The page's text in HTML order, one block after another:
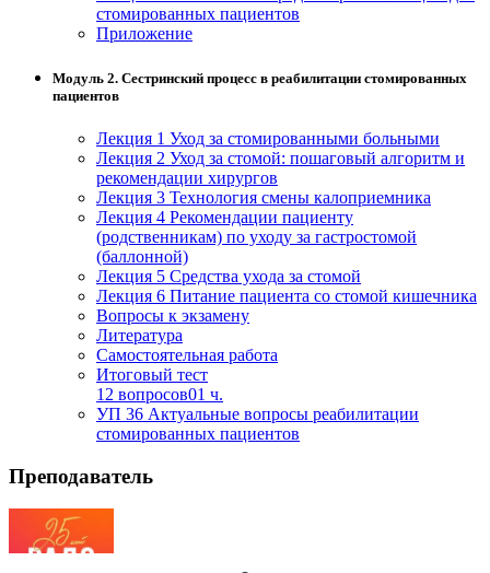
Физкультура и спорт
искусств
Средства массовой информации и
информативно-библиотечное дело
Управление в технических системах
Ветеринария и зоотехника
Подготовка к периодической
аккредитации
Основные Услуги
стомированных пациентов
Приложение
Модуль 2. Сестринский процесс в реабилитации стомированных
пациентов
Лекция 1 Уход за стомированными больными
Лекция 2 Уход за стомой: пошаговый алгоритм и
рекомендации хирургов
Лекция 3 Технология смены калоприемника
Лекция 4 Рекомендации пациенту
(родственникам) по уходу за гастростомой
(баллонной)
Лекция 5 Средства ухода за стомой
Лекция 6 Питание пациента со стомой кишечника
Вопросы к экзамену
Литература
Самостоятельная работа
Итоговый тест
12 вопросов01 ч.
УП 36 Актуальные вопросы реабилитации
стомированных пациентов
Преподаватель